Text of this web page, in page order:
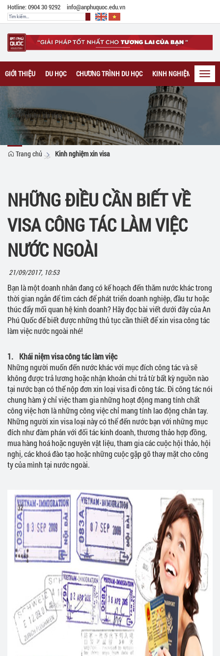
Hotline: 0904 30 9292 info@anphuquoc.edu.vn
GIỚI THIỆU DU HỌC CHƯƠNG TRÌNH DU HỌC KINH NGHIỆM DU HỌC
Kinh nghiệm xin visa
Trang chủ Kinh nghiệm xin visa
NHỮNG ĐIỀU CẦN BIẾT VỀ
VISA CÔNG TÁC LÀM VIỆC
NƯỚC NGOÀI
21/09/2017, 10:53
Bạn là một doanh nhân đang có kế hoạch đến thăm nước khác trong
thời gian ngắn để tìm cách để phát triển doanh nghiệp, đầu tư hoặc
thúc đẩy mối quan hệ kinh doanh? Hãy đọc bài viết dưới đây của An
Phú Quốc để biết được những thủ tục cần thiết để xin visa công tác
làm việc nước ngoài nhé!
1. Khái niệm visa công tác làm việc
Những người muốn đến nước khác với mục đích công tác và sẽ
không được trả lương hoặc nhận khoản chi trả từ bất kỳ nguồn nào
tại nước bạn có thể nộp đơn xin loại visa đi công tác. Đi công tác nói
chung hàm ý chỉ việc tham gia những hoạt động mang tính chất
công việc hơn là những công việc chỉ mang tính lao động chân tay.
Những người xin visa loại này có thể đến nước bạn với những mục
đích như đàm phán với đối tác kinh doanh, thương thảo hợp đồng,
mua hàng hoá hoặc nguyên vật liệu, tham gia các cuộc hội thảo, hội
nghị, các khoá đào tạo hoặc những cuộc gặp gỡ thay mặt cho công
ty của mình tại nước ngoài.